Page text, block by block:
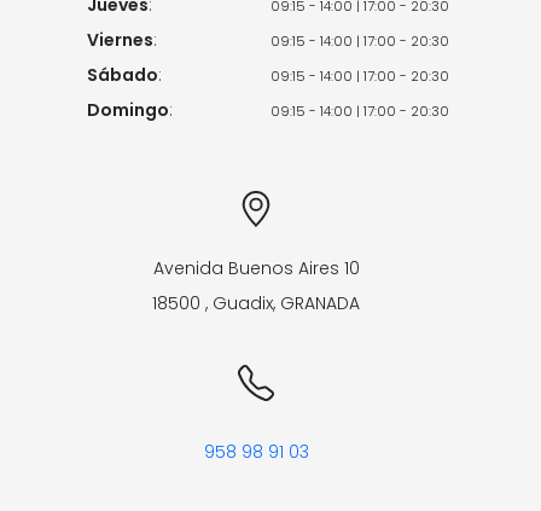
Jueves: 09:15 - 14:00 | 17:00 - 20:30
Viernes: 09:15 - 14:00 | 17:00 - 20:30
Sábado: 09:15 - 14:00 | 17:00 - 20:30
Domingo: 09:15 - 14:00 | 17:00 - 20:30
Avenida Buenos Aires 10
18500 , Guadix, GRANADA
958 98 91 03